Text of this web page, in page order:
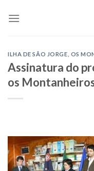
ILHA DE SÃO JORGE OS
Assinatura do
os